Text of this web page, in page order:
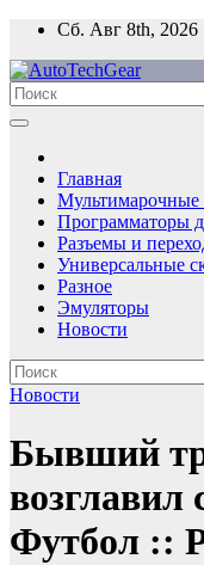
Перейти
содержимому
Сб. Авг 8th, 2026
Главная
Мультимарочные
Программаторы
Разъемы и
Универсальные
Разное
Эмуляторы
Новости
Новости
Бывший
Футбол ::